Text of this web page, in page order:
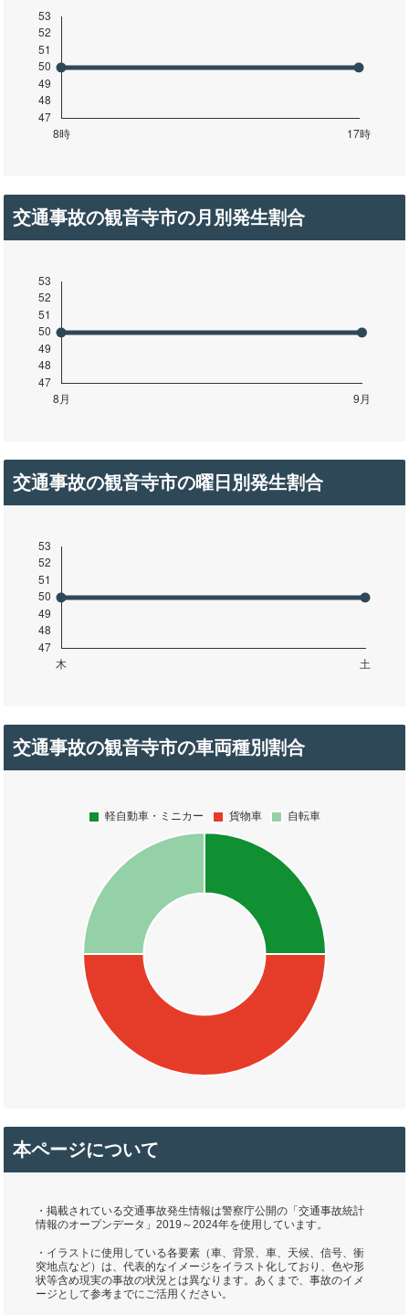
交通事故の観音寺市の月別発生割合
交通事故の観音寺市の曜日別発生割合
交通事故の観音寺市の車両種別割合
本ページについて
・掲載されている交通事故発生情報は警察庁公開の「交通事故統計
情報のオープンデータ」2019～2024年を使用しています。
・イラストに使用している各要素（車、背景、車、天候、信号、衝
突地点など）は、代表的なイメージをイラスト化しており、色や形
状等含め現実の事故の状況とは異なります。あくまで、事故のイメ
ージとして参考までにご活用ください。